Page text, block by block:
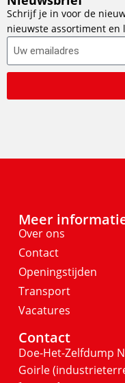
Schrijf je in voor de
nieuwste assortiment en
Meer
Over ons
Contact
Openingstijden
Transport
Vacatures
Contact
Doe-Het-Zelfdump
Goirle